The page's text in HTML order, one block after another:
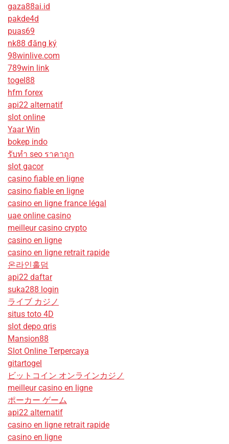
gaza88ai.id
pakde4d
puas69
nk88 đăng ký
98winlive.com
789win link
togel88
hfm forex
api22 alternatif
slot online
Yaar Win
bokep indo
รับทํา seo ราคาถูก
slot gacor
casino fiable en ligne
casino fiable en ligne
casino en ligne france légal
uae online casino
meilleur casino crypto
casino en ligne
casino en ligne retrait rapide
온라인홀덤
api22 daftar
suka288 login
ライブ カジノ
situs toto 4D
slot depo qris
Mansion88
Slot Online Terpercaya
gitartogel
ビットコイン オンラインカジノ
meilleur casino en ligne
ポーカー ゲーム
api22 alternatif
casino en ligne retrait rapide
casino en ligne